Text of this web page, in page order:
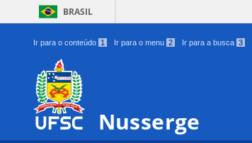
BRASIL
Ir para o conteúdo 1 Ir para o menu 2 Ir para a busca 3
Nusserge